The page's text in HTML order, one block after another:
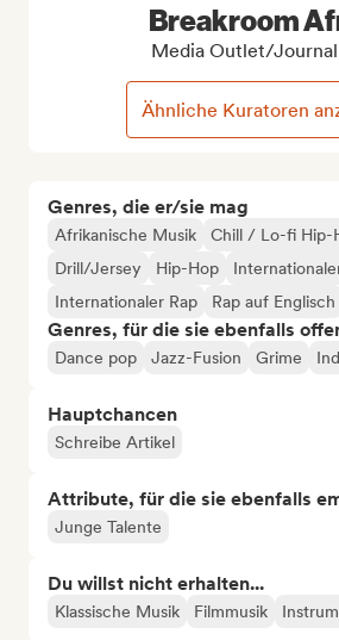
Genres, die er/sie mag
Afrikanische Musik Chill / Lo-fi Hip-
Drill/Jersey
Hip-Hop
Internationaler Rap
Rap auf Englisch
Genres, für die sie ebenfalls
Dance pop Jazz-Fusion Grime
Hauptchancen
Schreibe Artikel
Attribute, für die sie ebenfalls
Junge Talente
Du willst nicht erhalten...
Klassische Musik Filmmusik
Breakroom
Media Outlet/
Ähnliche Kuratoren